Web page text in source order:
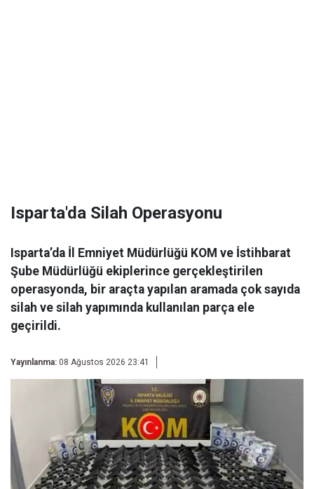
Isparta'da Silah Operasyonu
Isparta’da İl Emniyet Müdürlüğü KOM ve İstihbarat
Şube Müdürlüğü ekiplerince gerçekleştirilen
operasyonda, bir araçta yapılan aramada çok sayıda
silah ve silah yapımında kullanılan parça ele
geçirildi.
Yayınlanma: 08 Ağustos 2026 23:41